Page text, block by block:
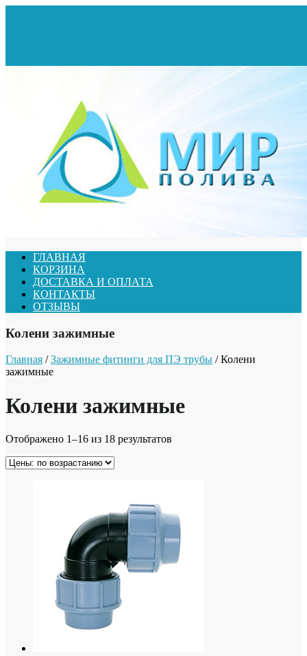
ГЛАВНАЯ
КОРЗИНА
ДОСТАВКА И ОПЛАТА
КОНТАКТЫ
ОТЗЫВЫ
Колени зажимные
Главная /Зажимные фитинги для ПЭ трубы / Колени
зажимные
Колени зажимные
Отображено 1–16 из 18 результатов